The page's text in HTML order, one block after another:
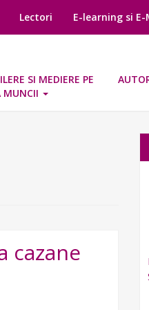
Lectori E-learning si E-
SI MEDIERE PE
MUNCII
cazane